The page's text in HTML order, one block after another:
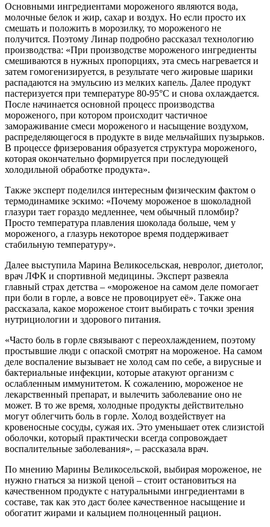
Основными ингредиентами мороженого являются вода,
молочные белок и жир, сахар и воздух. Но если просто их
смешать и положить в морозилку, то мороженого не
получится. Поэтому Линар подробно рассказал технологию
производства: «При производстве мороженого ингредиенты
смешиваются в нужных пропорциях, эта смесь нагревается и
затем гомогенизируется, в результате чего жировые шарики
распадаются на эмульсию из мелких капель. Далее продукт
пастеризуется при температуре 80-95°C и снова охлаждается.
После начинается основной процесс производства
мороженого, при котором происходит частичное
замораживание смеси мороженого и насыщение воздухом,
распределяющегося в продукте в виде мельчайших пузырьков.
В процессе фризерования образуется структура мороженого,
которая окончательно формируется при последующей
холодильной обработке продукта».
Также эксперт поделился интересным физическим фактом о
термодинамике эскимо: «Почему мороженое в шоколадной
глазури тает гораздо медленнее, чем обычный пломбир?
Просто температура плавления шоколада больше, чем у
мороженого, а глазурь некоторое время поддерживает
стабильную температуру».
Далее выступила Марина Великосельская, невролог, диетолог,
врач ЛФК и спортивной медицины. Эксперт развеяла
главный страх детства – «мороженое на самом деле помогает
при боли в горле, а вовсе не провоцирует её». Также она
рассказала, какое мороженое стоит выбирать с точки зрения
нутрициологии и здорового питания.
«Часто боль в горле связывают с переохлаждением, поэтому
простывшие люди с опаской смотрят на мороженое. На самом
деле воспаление вызывает не холод сам по себе, а вирусные и
бактериальные инфекции, которые атакуют организм с
ослабленным иммунитетом. К сожалению, мороженое не
лекарственный препарат, и вылечить заболевание оно не
может. В то же время, холодные продукты действительно
могут облегчить боль в горле. Холод воздействует на
кровеносные сосуды, сужая их. Это уменьшает отек слизистой
оболочки, который практически всегда сопровождает
воспалительные заболевания», – рассказала врач.
По мнению Марины Великосельской, выбирая мороженое, не
нужно гнаться за низкой ценой – стоит остановиться на
качественном продукте с натуральными ингредиентами в
составе, так как это даст более качественное насыщение и
обогатит жирами и кальцием полноценный рацион.